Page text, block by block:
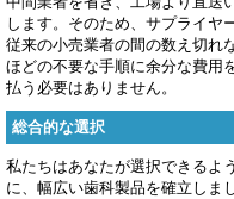
します。そのため、サプライヤ
従来の小売業者の間の数え切れ
ほどの不要な手順に余分な費用
払う必要はありません。
総合的な選択
私たちはあなたが選択できるよう
に、幅広い歯科製品を確立しま